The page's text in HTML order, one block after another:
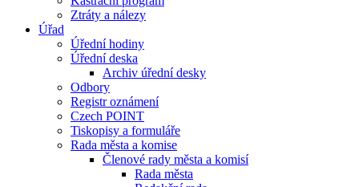
Ztráty a nálezy
Úřad
Úřední hodiny
Úřední deska
Archiv úřední desky
Odbory
Registr oznámení
Czech POINT
Tiskopisy a formuláře
Rada města a komise
Členové rady města a komisí
Rada města